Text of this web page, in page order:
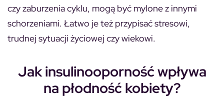
czy zaburzenia cyklu, mogą być mylone z innymi
schorzeniami. Łatwo je też przypisać stresowi,
trudnej sytuacji życiowej czy wiekowi.
Jak insulinooporność wpływa
na płodność kobiety?